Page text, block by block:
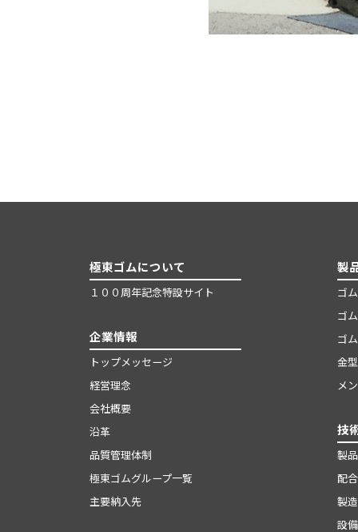
極東ゴムについて
１００周年記念特設サイト
企業情報
トップメッセージ
経営理念
会社概要
沿革
品質管理体制
極東ゴムグループ一覧
主要納入先
製
ゴ
ゴ
ゴ
金
メ
技
製
配
製
設